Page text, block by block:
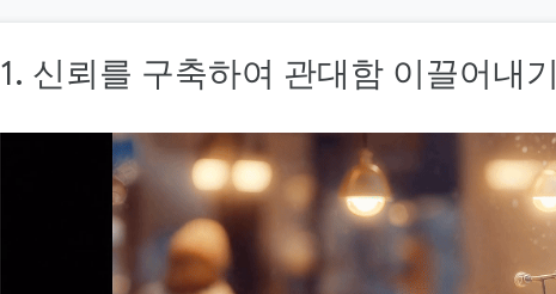
1. 신뢰를 구축하여 관대함 이끌어내기